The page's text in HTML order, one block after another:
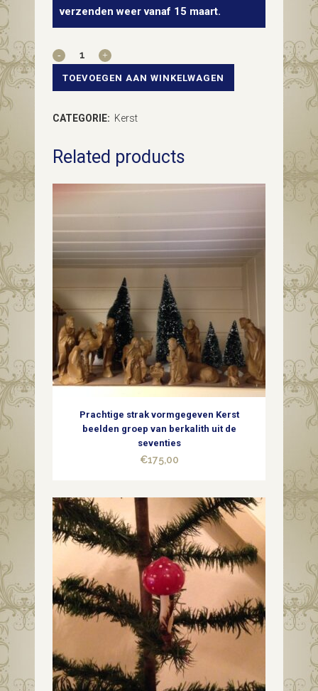
verzenden weer vanaf 15 maart.
Grote,
10
kerstbal
van
geblazen
glas
zilver
midden
1900
TOEVOEGEN AAN WINKELWAGEN
CATEGORIE: Kerst
Related products
Prachtige strak vormgegeven Kerst
beelden groep van berkalith uit de
seventies
€175,00